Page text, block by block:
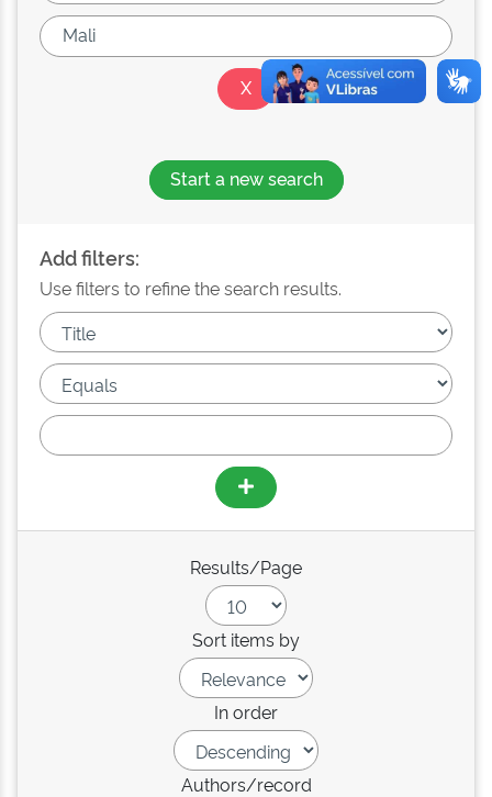
Start a new search
Add filters:
Use filters to refine the search results.
Results/Page
Sort items by
In order
Authors/record